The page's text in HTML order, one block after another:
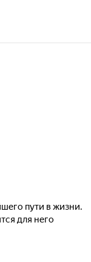
пути в жизни.
для него